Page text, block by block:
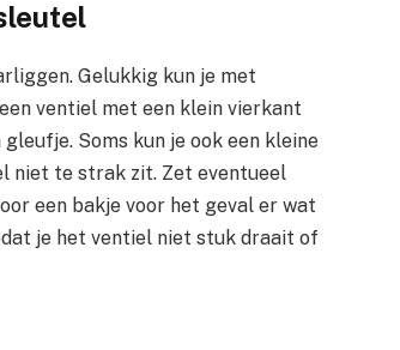
Gelukkig kun je met
ventiel met een klein vierkant
Soms kun je ook een kleine
niet te strak zit. Zet eventueel
een bakje voor het geval er wat
je het ventiel niet stuk draait of